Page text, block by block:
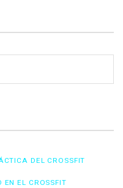
DEL CROSSFIT
EN EL CROSSFIT